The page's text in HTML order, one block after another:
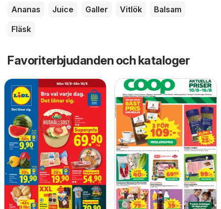
Ananas
Juice Galler Vitlök
Balsam
Fläsk
Favoriterbjudanden och kataloger